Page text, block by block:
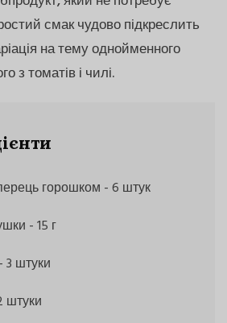
смак чудово підкреслить
на тему однойменного
з томатів і чилі.
горошком - 6 штук
- 15 г
- 3 штуки
штуки